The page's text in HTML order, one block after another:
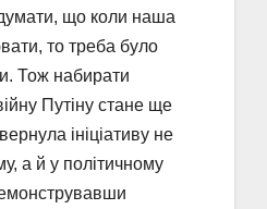
що коли наша
то треба було
Тож набирати
Путіну стане ще
ініціативу не
а й у політичному